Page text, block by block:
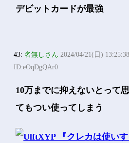
デビットカードが最強
43:名無しさん 2024/04/21(日)
ID:eOqDgQAr0
10万までに抑えないとって
てもつい使ってしまう